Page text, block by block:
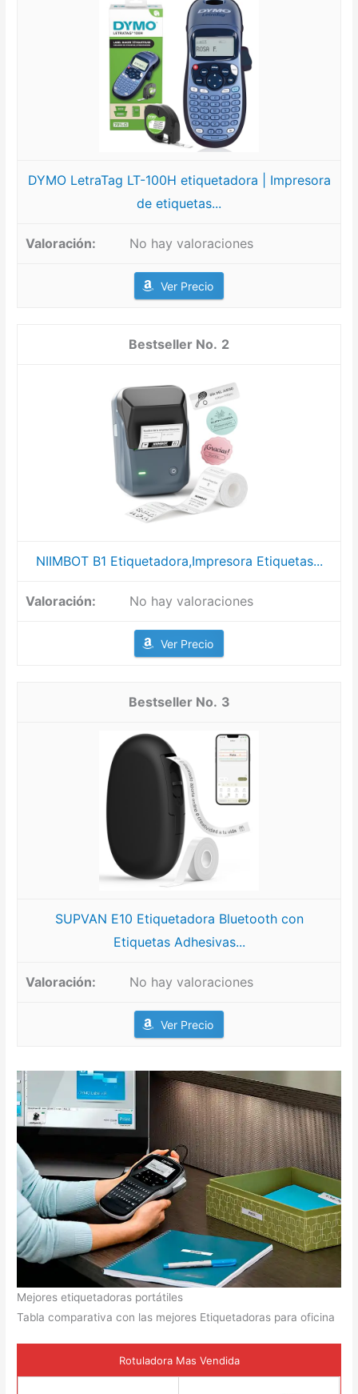
DYMO LetraTag LT-100H etiquetadora | Impresora
de etiquetas...
No hay valoraciones
Ver Precio
2
NIIMBOT B1 Etiquetadora,Impresora Etiquetas...
No hay valoraciones
Ver Precio
3
SUPVAN E10 Etiquetadora Bluetooth con
Etiquetas Adhesivas...
No hay valoraciones
Ver Precio
Mejores etiquetadoras portátiles
Tabla comparativa con las mejores Etiquetadoras para oficina
Rotuladora Mas Vendida